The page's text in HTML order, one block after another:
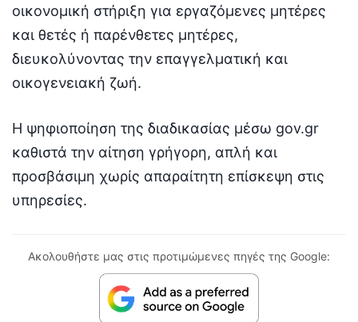
οικονομική στήριξη για εργαζόμενες μητέρες
και θετές ή παρένθετες μητέρες,
διευκολύνοντας την επαγγελματική και
οικογενειακή ζωή.
Η ψηφιοποίηση της διαδικασίας μέσω gov.gr
καθιστά την αίτηση γρήγορη, απλή και
προσβάσιμη χωρίς απαραίτητη επίσκεψη στις
υπηρεσίες.
Ακολουθήστε μας στις προτιμώμενες πηγές της Google: